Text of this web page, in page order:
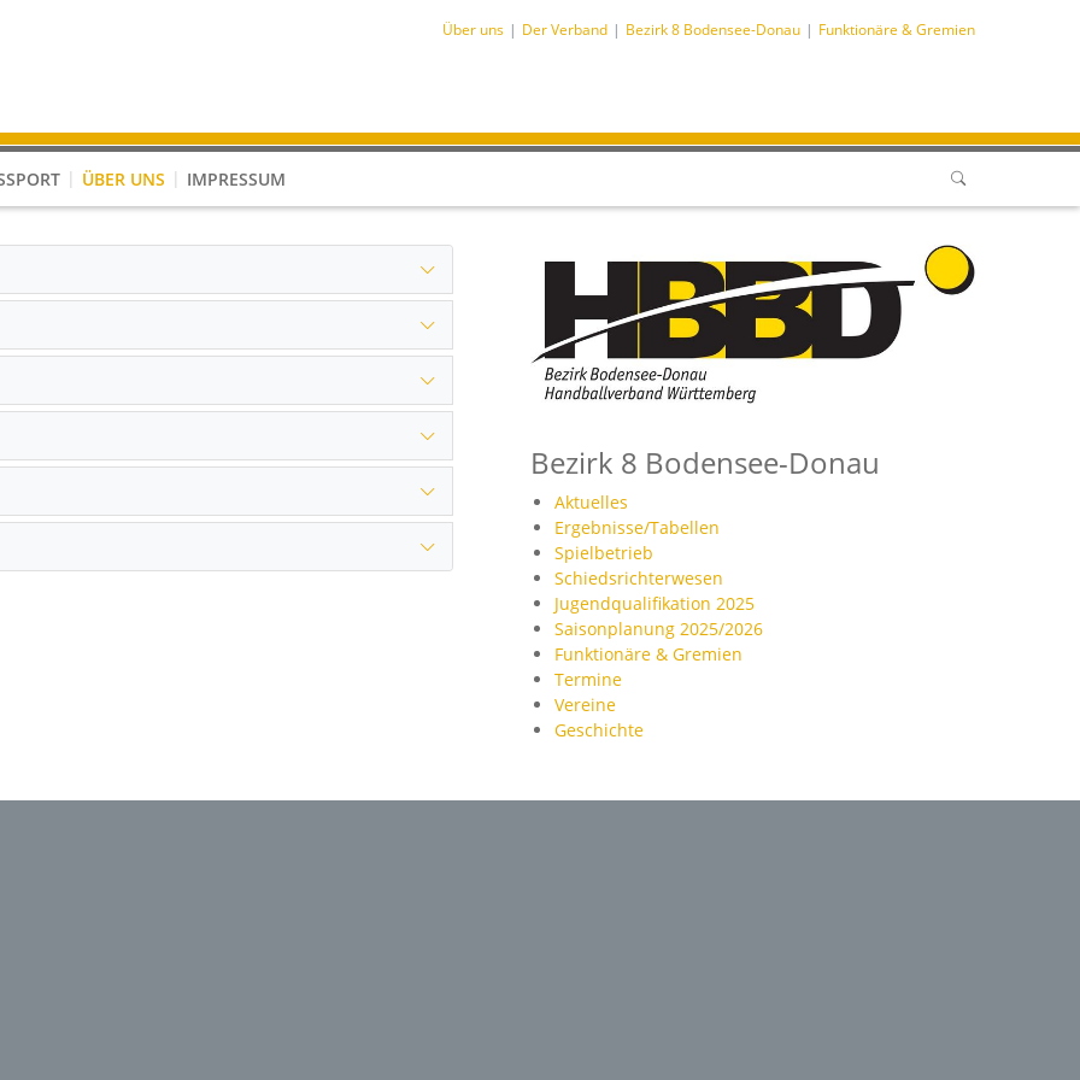
Über uns Der Verband Bezirk 8 Bodensee-Donau Funktionäre & Gremien
ÜBER UNS IMPRESSUM
Bezirk 8 Bodensee-Donau
Aktuelles
Ergebnisse/Tabellen
Spielbetrieb
Schiedsrichterwesen
Jugendqualifikation 2025
Saisonplanung 2025/2026
Funktionäre & Gremien
Termine
Vereine
Geschichte